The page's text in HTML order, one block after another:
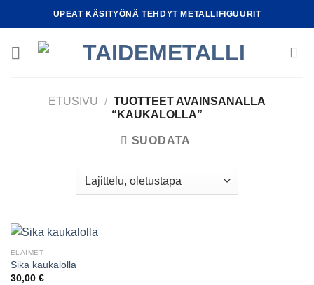
to
UPEAT KÄSITYÖNÄ TEHDYT METALLIFIGUURIT
ETUSIVU / TUOTTEET AVAINSANALLA
“KAUKALOLLA”
SUODATA
ELÄIMET
Sika kaukalolla
30,00 €